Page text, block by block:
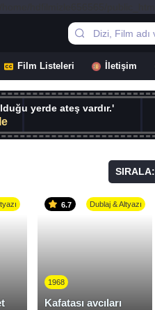
Film Listeleri İletişim
yerde ateş vardır.'
SIRALA:
6.7 Dublaj & Altyazı
1968
Kafatası avcıları